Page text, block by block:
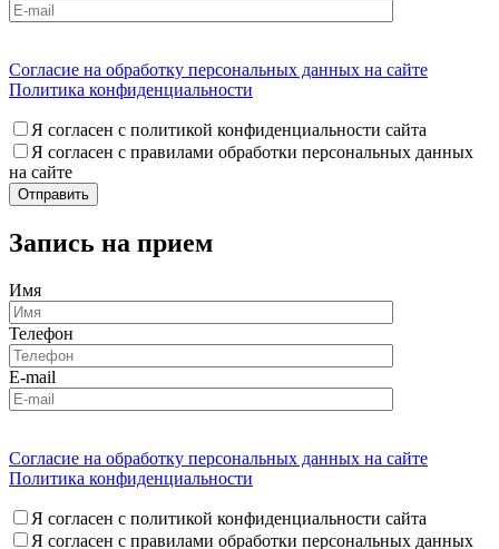
Согласие на обработку персональных данных на сайте
Политика конфиденциальности
Я согласен с политикой конфиденциальности сайта
Я согласен с правилами обработки персональных данных
на сайте
Запись на прием
Имя
Телефон
E-mail
Согласие на обработку персональных данных на сайте
Политика конфиденциальности
Я согласен с политикой конфиденциальности сайта
Я согласен с правилами обработки персональных данных